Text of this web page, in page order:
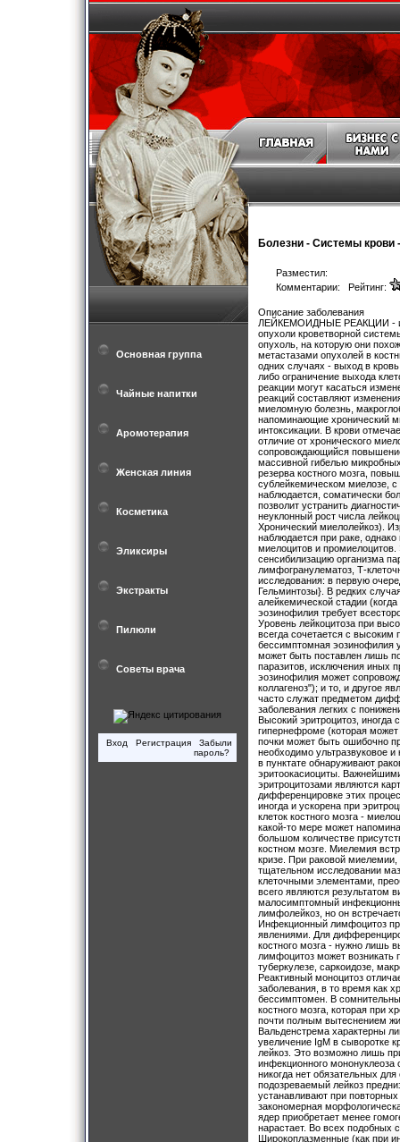
Основная группа
Чайные напитки
Аромотерапия
Женская линия
Косметика
Эликсиры
Экстракты
Пилюли
Советы врача
Вход Регистрация
Забыли
пароль?
Болезни - Системы крови
Разместил:
Комментарии: Рейтинг:
Описание заболевания
ЛЕЙКЕМОИДНЫЕ РЕАКЦИИ - изменения в крови и органах кроветворения, напоминающие лейкозы и другие опухоли кроветворной системы, но всегда имеющие реактивный характер и не трансформирующиеся в ту опухоль, на которую они похожи. Могут быть вызваны различными инфекциями, интоксикациями, опухолями, метастазами опухолей в костный мозг. Патогенез. Механизм развития неодинаков при различных типах реакций: в одних случаях - выход в кровь незрелых клеточных элементов, в других-повышенная продукция клеток крови либо ограничение выхода клеток в ткани, либо наличие нескольких механизмов одновременно. Лейкемоидные реакции могут касаться изменений в крови, костном мозге, лимфатических узлах, селезенке. Особую группу реакций составляют изменения белковых фракций крови, имитирующие опухоли иммунокомпетентной системы - миеломную болезнь, макроглобулинемию Вальденстрема. Лейкемоидные реакции гранулоцитарного типа, напоминающие хронический миелолейкоз или сублейкемический миелоз, сопровождают тяжелые инфекции интоксикации. В крови отмечается нейтрофильный лейкоцитоз со сдвигом ядерной формулы до миалоцитов. В отличие от хронического миелолейкоза реактивный лейкоцитоз всегда имеет в своей основе тяжелый процесс, сопровождающийся повышением температуры тела, наличием воспалительных очагов, сепсиса. Именно с массивной гибелью микробных тел и попаданием в кровь эндотоксина связаны выброс в кровь гранулоцитарного резерва костного мозга, повышенная продукция гранулоцитов. В начале хронического миелолейкоза и при сублейкемическом миелозе, с которым можно спутать воспалительную картину крови, никакой интоксикации не наблюдается, соматически больной совершенно сохранен. В сомнительных случаях динамическое наблюдение позволит устранить диагностические затруднения: либо станет очевидным воспалительный процесс, либо неуклонный рост числа лейкоцитов послужит основанием для специального исследования костоно мозга (см. Хронический миелолейкоз). Изредка нейтрофильный лейкоцитоз без существенного омоложения формулы наблюдается при раке, однако при хроническом миелолейкозе всегда имеет место "омоложение" формулы до миелоцитов и промиелоцитов. Эозинофильныв реакции крови сопровождают аллергические диатезы, сенсибилизацию организма паразитами, медикаментами, изредка опухолевый рост (например, лимфогранулематоз, Т-клеточную лимфосаркому, рак и т. п. ). Высокая эозинофилия крови требует тщательного исследования: в первую очередь исключения медикаментозной сенсибилизации, инвазии паразитов (см. Гельминтозы}. В редких случаях высокая эозинофилия может отражать реакцию на острый Т-клеточный лейкоз в алейкемической стадии (когда бластные клетки еще не вышли в кровь), рак. Поэтому немотивированная высокая эозинофилия требует